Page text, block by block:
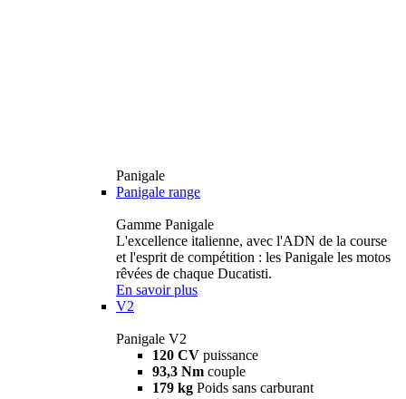
Panigale
Panigale range
Gamme Panigale
L'excellence italienne, avec l'ADN de la course
et l'esprit de compétition : les Panigale les motos
rêvées de chaque Ducatisti.
En savoir plus
V2
Panigale V2
120 CV puissance
93,3 Nm couple
179 kg Poids sans carburant